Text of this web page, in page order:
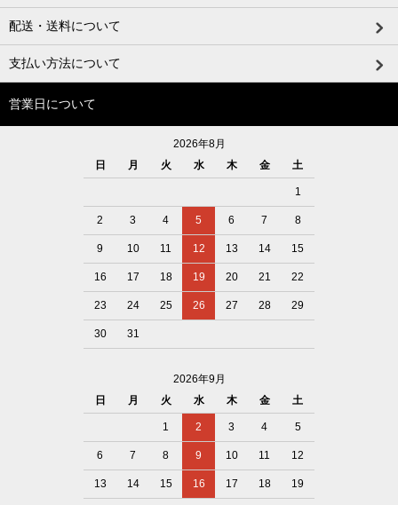
配送・送料について
支払い方法について
営業日について
2026年8月
日
月 火 水 木 金 土
1
2 3 4 5 6 7 8
9 10 11 12 13 14 15
16 17 18 19 20 21 22
23 24 25 26 27 28 29
30 31
2026年9月
日
月 火 水 木 金 土
1 2 3 4 5
6 7 8 9 10 11 12
13 14 15 16 17 18 19